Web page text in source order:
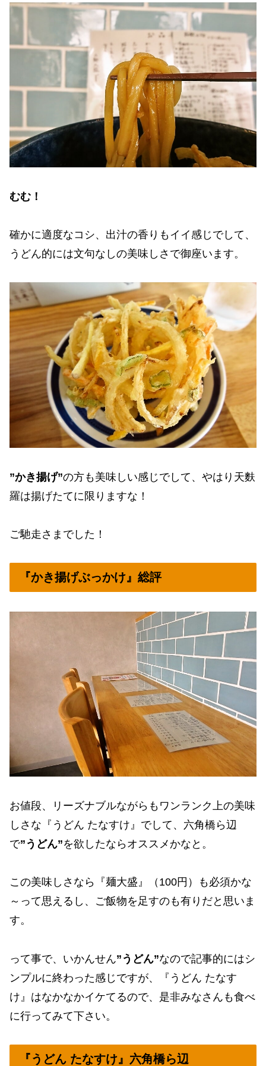
むむ！
確かに適度なコシ、出汁の香りもイイ感じでして、
うどん的には文句なしの美味しさで御座います。
”かき揚げ”の方も美味しい感じでして、やはり天麩
羅は揚げたてに限りますな！
ご馳走さまでした！
『かき揚げぶっかけ』総評
お値段、リーズナブルながらもワンランク上の美味
しさな『うどん たなすけ』でして、六角橋ら辺
で”うどん”を欲したならオススメかなと。
この美味しさなら『麺大盛』（100円）も必須かな
～って思えるし、ご飯物を足すのも有りだと思いま
す。
って事で、いかんせん”うどん”なので記事的にはシ
ンプルに終わった感じですが、『うどん たなす
け』はなかなかイケてるので、是非みなさんも食べ
に行ってみて下さい。
『うどん たなすけ』六角橋ら辺